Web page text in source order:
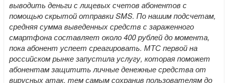
выводить деньги с лицевых счетов абонентов с
помощью скрытой отправки SMS. По нашим подсчетам,
средняя сумма выведенных средств с зараженного
смартфона составляет около 400 рублей до момента,
пока абонент успеет среагировать. МТС первой на
российском рынке запустила услугу, которая поможет
абонентам защитить личные денежные средства от
вирусных атак, тем самым сохранив пользователям до